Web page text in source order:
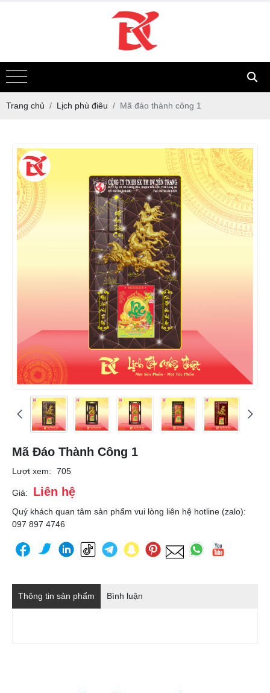
Trang chủ Lịch phù điêu Mã đáo thành công 1
Mã Đáo Thành Công 1
Lượt xem: 705
Giá: Liên hệ
Quý khách quan tâm sản phẩm vui lòng liên hệ hotline (zalo):
097 897 4746
Thông tin sản phẩm Bình luận